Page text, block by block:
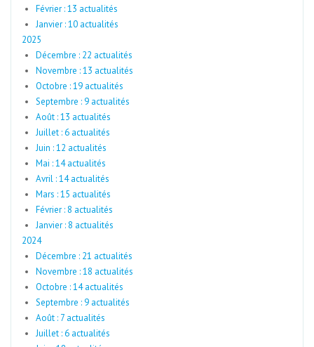
Février : 13 actualités
Janvier : 10 actualités
2025
Décembre : 22 actualités
Novembre : 13 actualités
Octobre : 19 actualités
Septembre : 9 actualités
Août : 13 actualités
Juillet : 6 actualités
Juin : 12 actualités
Mai : 14 actualités
Avril : 14 actualités
Mars : 15 actualités
Février : 8 actualités
Janvier : 8 actualités
2024
Décembre : 21 actualités
Novembre : 18 actualités
Octobre : 14 actualités
Septembre : 9 actualités
Août : 7 actualités
Juillet : 6 actualités